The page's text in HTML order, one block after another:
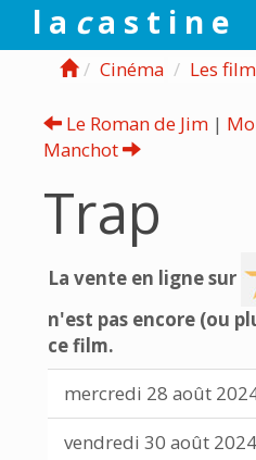
l a ca s t i n e
Cinéma Les
Le Roman de Jim |
Manchot
Trap
La vente en ligne sur
n'est pas encore (ou
ce film.
mercredi 28 août
vendredi 30 août 2024